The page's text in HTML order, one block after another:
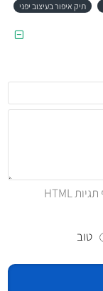
תיק איפור בעיצוב יפני
לא ניתן להוסיף תגיות HTML
טוב